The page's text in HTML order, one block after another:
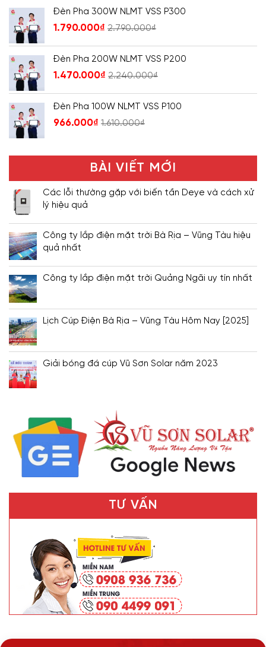
Đèn Pha 300W NLMT VSS P300
1.790.000₫ 2.790.000₫
Đèn Pha 200W NLMT VSS P200
1.470.000₫ 2.240.000₫
Đèn Pha 100W NLMT VSS P100
966.000₫ 1.610.000₫
BÀI VIẾT MỚI
Các lỗi thường gặp với biến tần Deye và cách xử
lý hiệu quả
Công ty lắp điện mặt trời Bà Rịa – Vũng Tàu hiệu
quả nhất
Công ty lắp điện mặt trời Quảng Ngãi uy tín nhất
Lịch Cúp Điện Bà Rịa – Vũng Tàu Hôm Nay [2025]
Giải bóng đá cúp Vũ Sơn Solar năm 2023
TƯ VẤN